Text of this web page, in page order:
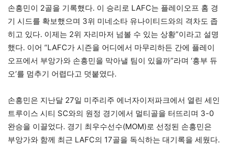
손흥민이 2골을 기록했다. 이 승리로 LAFC는 플레이오프 홈 경
기 시드를 확보했으며 3위 미네소타 유나이티드와의 격차도 좁
히고 있다. 이제는 2위 자리마저 넘볼 수 있는 상황”이라고 설명
했다. 이어 “LAFC가 시즌을 어디에서 마무리하든 간에 플레이
오프에서 부앙가와 손흥민을 막아낼 팀이 있을까”라며 ‘흥부 듀
오’를 멈추기 어렵다고 덧붙였다.
손흥민은 지난달 27일 미주리주 에너자이저파크에서 열린 세인
트루이스 시티 SC와의 원정 경기에서 멀티골을 터뜨리며 3-0
완승을 이끌었다. 경기 최우수선수(MOM)로 선정된 손흥민은
부앙가와 함께 최근 LAFC의 17골을 독식하는 대기록을 세웠다.